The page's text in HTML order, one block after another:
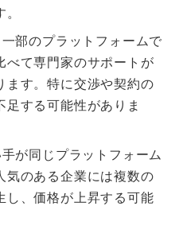
部のプラットフォームで
べて専門家のサポートが
ます。特に交渉や契約の
する可能性がありま
が同じプラットフォーム
気のある企業には複数の
し、価格が上昇する可能